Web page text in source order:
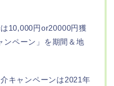
10,000円or20000円獲
ンペーン」を期間＆地
キャンペーンは2021年